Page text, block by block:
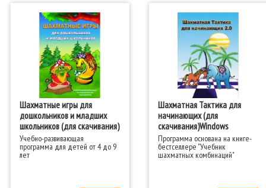
Шахматные игры для
дошкольников и младших
школьников (для скачивания)
Учебно-развивающая
программа для детей от 4 до 9
лет
Шахматная Тактика для
начинающих (для
скачивания)Windows
Программа основана на книге-
бестселлере "Учебник
шахматных комбинаций"